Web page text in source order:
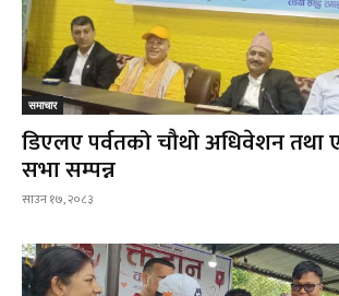
समाचार
डिएलए पर्वतको चौथो अधिवेशन तथा
सभा सम्पन्न
साउन १७, २०८३